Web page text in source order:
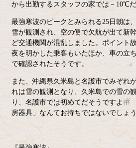
から出勤するスタッフの家では－10℃
最強寒波のピークとみられる25日朝は
雪が観測され、空の便で欠航が出て新
ど交通機関が混乱しました。ポイント
夜を明かした乗客もいたほか、車の立
で確認されたそうです。
また、沖縄県久米島と名護市でみぞれ
れは雪の観測となり、久米島での雪の
り、名護市では初めてだそうですよ☃
房器具」なんてお持ちではないでしょ